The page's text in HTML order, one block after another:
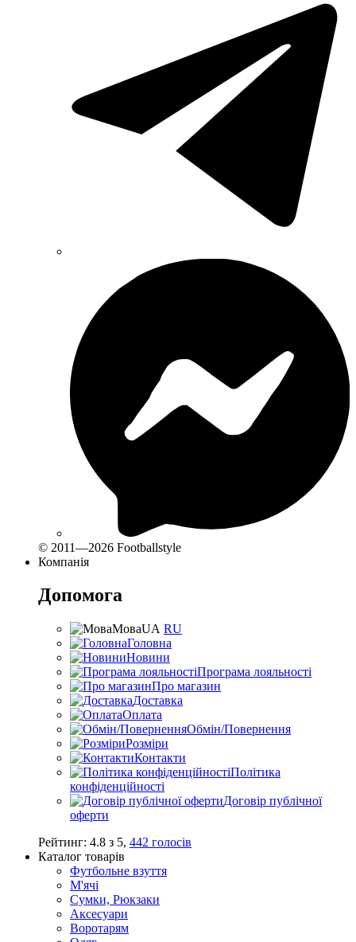
© 2011—2026 Footballstyle
Компанія
Допомога
МоваUA RU
Головна
Новини
Програма лояльності
Про магазин
Доставка
Оплата
Обмін/Повернення
Розміри
Контакти
Політика
конфіденційності
Договір публічної
оферти
Рейтинг: 4.8 з 5, 442 голосів
Каталог товарів
Футбольне взуття
М'ячі
Сумки, Рюкзаки
Аксесуари
Воротарям